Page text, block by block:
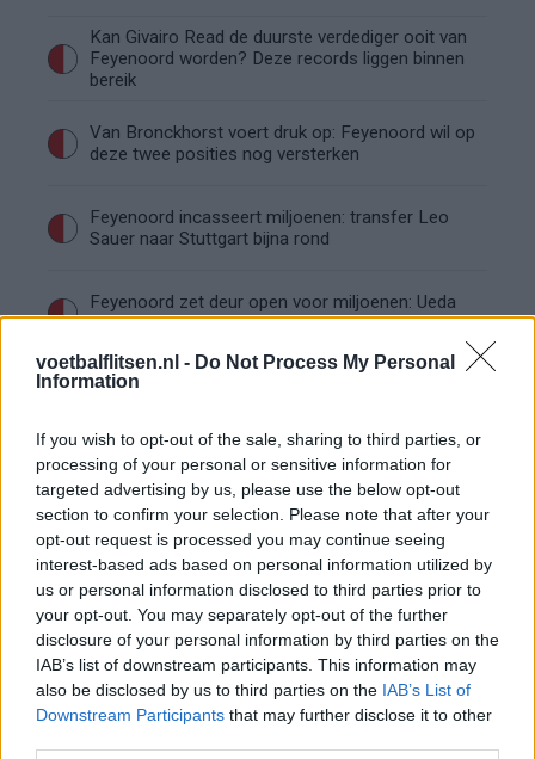
voetbalflitsen.nl - Do Not Process My Personal
Information
If you wish to opt-out of the sale, sharing to third parties, or
processing of your personal or sensitive information for
targeted advertising by us, please use the below opt-out
section to confirm your selection. Please note that after your
opt-out request is processed you may continue seeing
interest-based ads based on personal information utilized by
us or personal information disclosed to third parties prior to
your opt-out. You may separately opt-out of the further
disclosure of your personal information by third parties on the
IAB’s list of downstream participants. This information may
also be disclosed by us to third parties on the IAB’s List of
Downstream Participants that may further disclose it to other
Kan Givairo Read de duurste verdediger ooit van
Feyenoord worden? Deze records liggen binnen
bereik
Van Bronckhorst voert druk op: Feyenoord wil op
deze twee posities nog versterken
Feyenoord incasseert miljoenen: transfer Leo
Sauer naar Stuttgart bijna rond
Feyenoord zet deur open voor miljoenen: Ueda
en Hadj Moussa mogen vertrekken
Feyenoord sluit voorbereiding bijna af: dit staat
Shaqueel van Persie ontkracht geruchten over
keuze voor Marokko
Brengt Sporting Portugal Feyenoord in de
problemen rond Hadj Moussa?
Van droomtransfer tot contractontbinding: het
Feyenoord-verhaal van Calvin Stengs
'Hij is weer gewoon mijn vader': Shaqueel
openhartig over Robin van Persie